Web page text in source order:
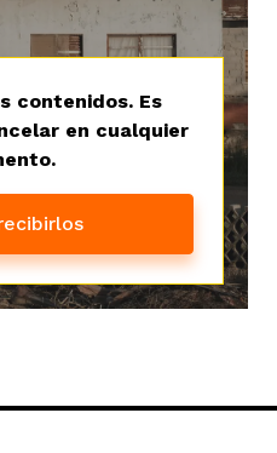
contenidos. Es
en cualquier